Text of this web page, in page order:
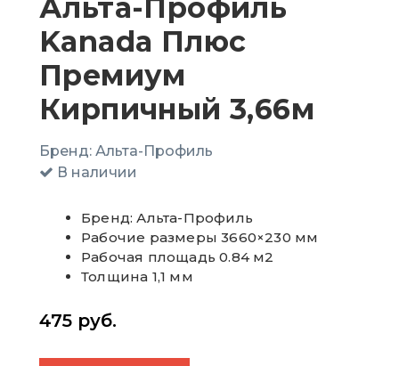
Альта-Профиль
Kanada Плюс
Премиум
Кирпичный 3,66м
Бренд: Альта-Профиль
В наличии
Бренд: Альта-Профиль
Рабочие размеры 3660×230 мм
Рабочая площадь 0.84 м2
Толщина 1,1 мм
475 руб.